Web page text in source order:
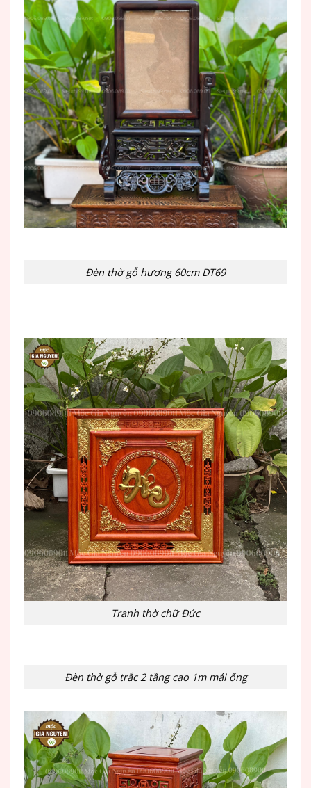
Đèn thờ gỗ hương 60cm DT69
Tranh thờ chữ Đức
Đèn thờ gỗ trắc 2 tầng cao 1m mái ống